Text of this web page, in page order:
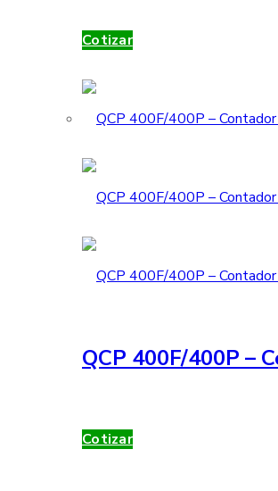
Cotizar
QCP 400F/400P –
Cotizar